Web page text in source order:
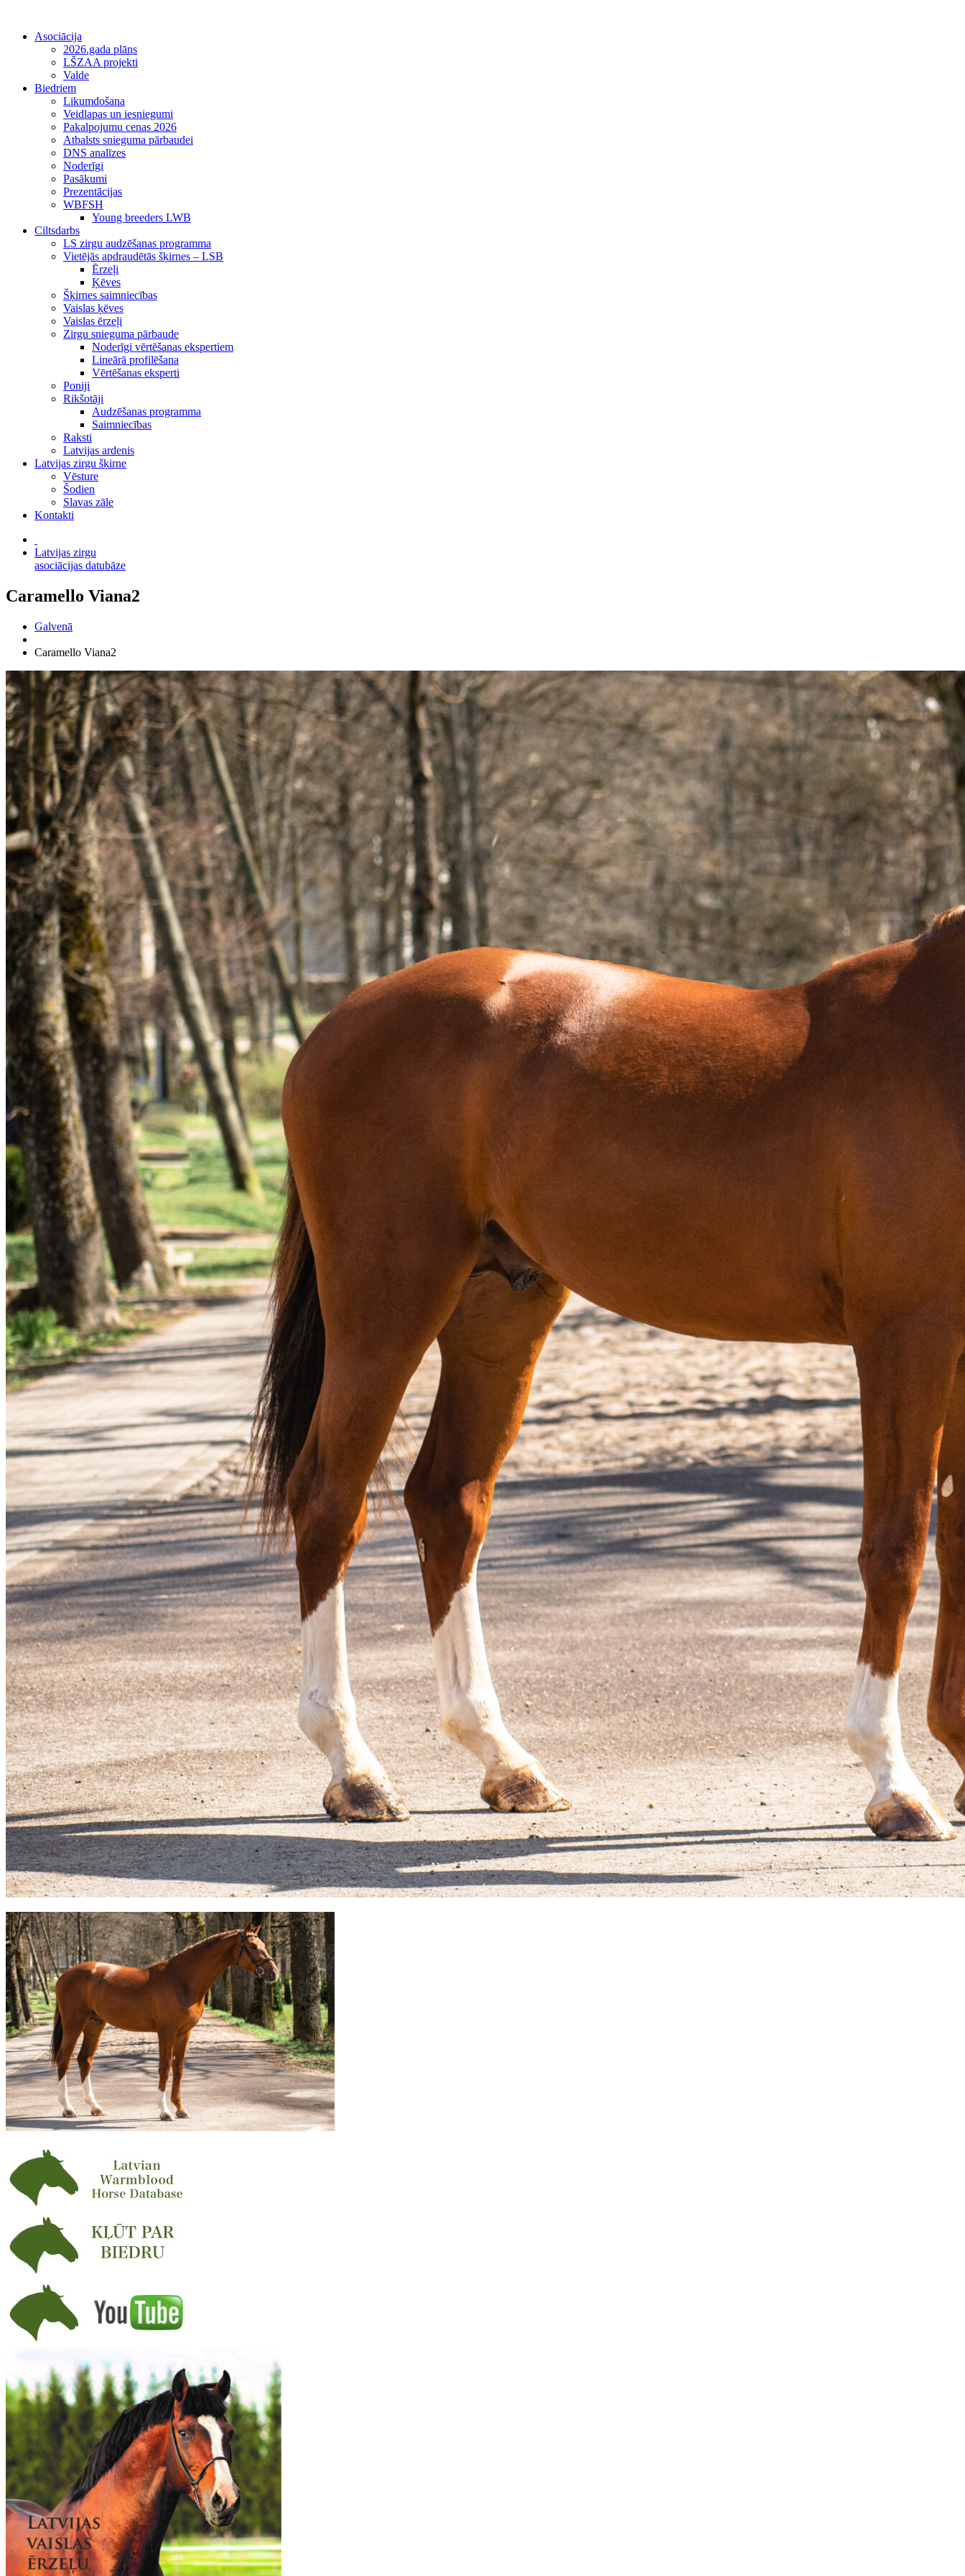
Asociācija
2026.gada plāns
LŠZAA projekti
Valde
Biedriem
Likumdošana
Veidlapas un iesniegumi
Pakalpojumu cenas 2026
Atbalsts snieguma pārbaudei
DNS analīzes
Noderīgi
Pasākumi
Prezentācijas
WBFSH
Young breeders LWB
Ciltsdarbs
LS zirgu audzēšanas programma
Vietējās apdraudētās šķirnes – LSB
Ērzeļi
Ķēves
Šķirnes saimniecības
Vaislas ķēves
Vaislas ērzeļi
Zirgu snieguma pārbaude
Noderīgi vērtēšanas ekspertiem
Lineārā profilēšana
Vērtēšanas eksperti
Poniji
Rikšotāji
Audzēšanas programma
Saimniecības
Raksti
Latvijas ardenis
Latvijas zirgu šķirne
Vēsture
Šodien
Slavas zāle
Kontakti
Latvijas zirgu
asociācijas datubāze
Caramello Viana2
Galvenā
Caramello Viana2